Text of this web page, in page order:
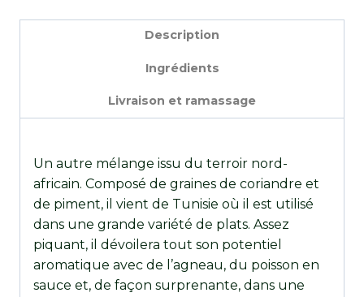
Description
Ingrédients
Livraison et ramassage
Un autre mélange issu du terroir nord-
africain. Composé de graines de coriandre et
de piment, il vient de Tunisie où il est utilisé
dans une grande variété de plats. Assez
piquant, il dévoilera tout son potentiel
aromatique avec de l’agneau, du poisson en
sauce et, de façon surprenante, dans une